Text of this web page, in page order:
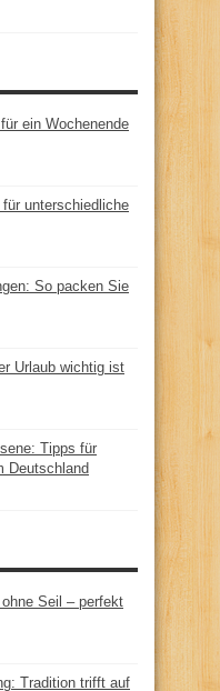
ein Wochenende
unterschiedliche
So packen Sie
Urlaub wichtig ist
Tipps für
Deutschland
Seil – perfekt
Tradition trifft auf